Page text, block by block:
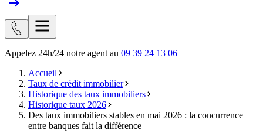
Appelez 24h/24 notre agent au 09 39 24 13 06
Accueil
Taux de crédit immobilier
Historique des taux immobiliers
Historique taux 2026
Des taux immobiliers stables en mai 2026 : la concurrence
entre banques fait la différence